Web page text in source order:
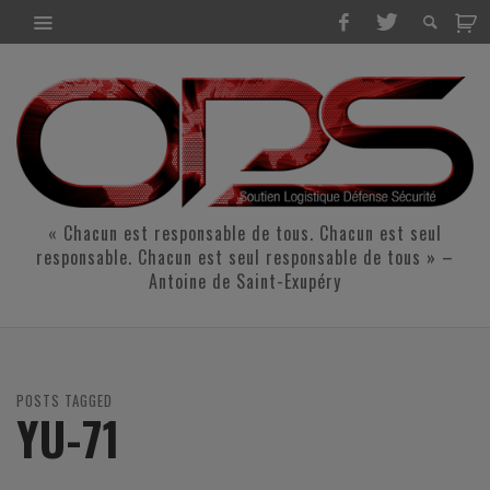
« Chacun est responsable de tous. Chacun est seul
responsable. Chacun est seul responsable de tous » –
Antoine de Saint-Exupéry
POSTS TAGGED
YU-71